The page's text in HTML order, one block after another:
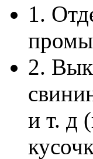
1.
2.
и т. д